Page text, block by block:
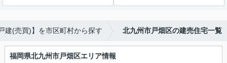
建(売買)】を市区町村から探す 北九州市戸畑区の建売住宅一覧
福岡県北九州市戸畑区エリア情報